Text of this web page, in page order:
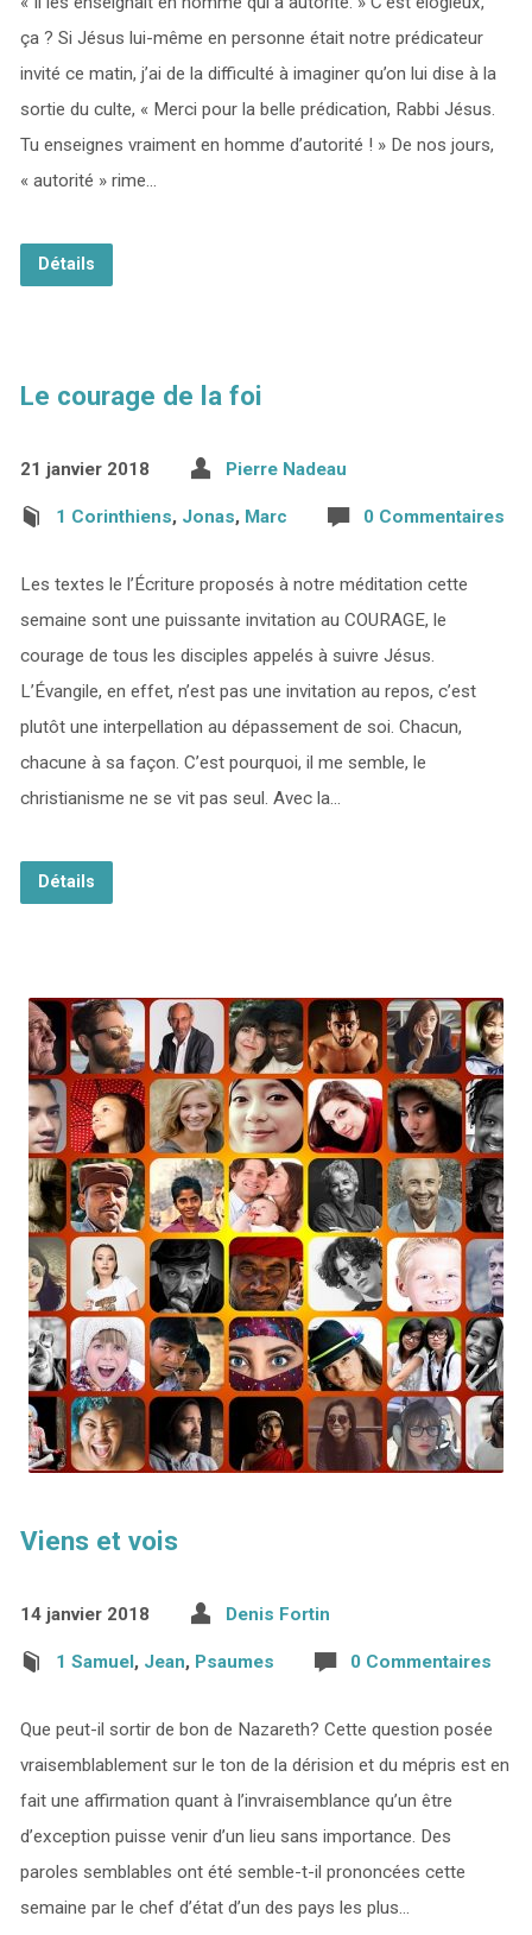
ça ? Si Jésus lui-même en personne était notre prédicateur
invité ce matin, j’ai de la difficulté à imaginer qu’on lui dise à la
sortie du culte, « Merci pour la belle prédication, Rabbi Jésus.
Tu enseignes vraiment en homme d’autorité ! » De nos jours,
« autorité » rime…
Détails
Le courage de la foi
21 janvier 2018 Pierre Nadeau
1 Corinthiens, Jonas, Marc 0 Commentaires
Les textes le l’Écriture proposés à notre méditation cette
semaine sont une puissante invitation au COURAGE, le
courage de tous les disciples appelés à suivre Jésus.
L’Évangile, en effet, n’est pas une invitation au repos, c’est
plutôt une interpellation au dépassement de soi. Chacun,
chacune à sa façon. C’est pourquoi, il me semble, le
christianisme ne se vit pas seul. Avec la…
Détails
Viens et vois
14 janvier 2018 Denis Fortin
1 Samuel, Jean, Psaumes 0 Commentaires
Que peut-il sortir de bon de Nazareth? Cette question posée
vraisemblablement sur le ton de la dérision et du mépris est en
fait une affirmation quant à l’invraisemblance qu’un être
d’exception puisse venir d’un lieu sans importance. Des
paroles semblables ont été semble-t-il prononcées cette
semaine par le chef d’état d’un des pays les plus…